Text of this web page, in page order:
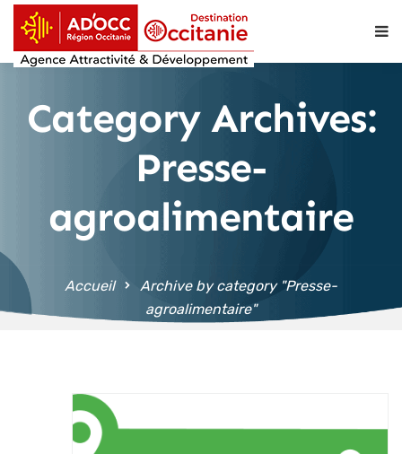
principal
Category Archives:
Presse-
agroalimentaire
Accueil
Archive by category "Presse-
agroalimentaire"